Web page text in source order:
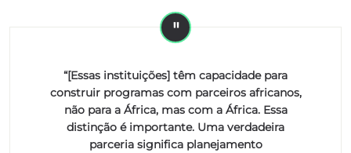
“[Essas instituições] têm capacidade para
construir programas com parceiros africanos,
não para a África, mas com a África. Essa
distinção é importante. Uma verdadeira
parceria significa planejamento